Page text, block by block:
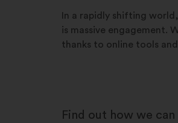
In a rapidly shifting
is massive engagement.
thanks to online tools
Find out how we